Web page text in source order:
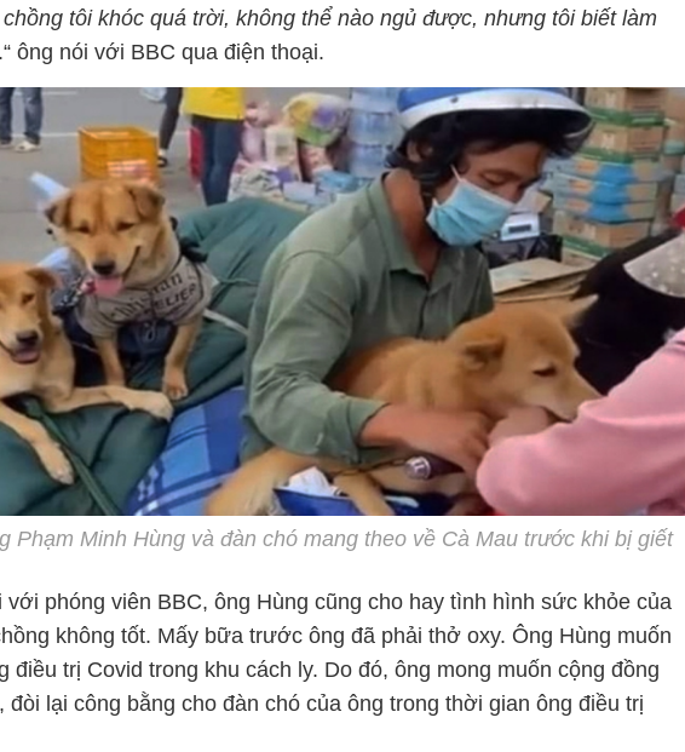
tôi khóc quá trời, không thể nào ngủ được, nhưng tôi biết làm
.“ ông nói với BBC qua điện thoại.
Phạm Minh Hùng và đàn chó mang theo về Cà Mau trước khi bị giết
với phóng viên BBC, ông Hùng cũng cho hay tình hình sức khỏe của
không tốt. Mấy bữa trước ông đã phải thở oxy. Ông Hùng muốn
điều trị Covid trong khu cách ly. Do đó, ông mong muốn cộng đồng
đòi lại công bằng cho đàn chó của ông trong thời gian ông điều trị